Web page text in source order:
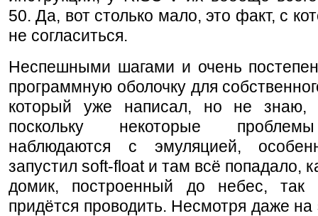
50. Да, вот столько мало, это факт, с
не согласиться.
Неспешными шагами и очень
программную оболочку для
который уже написал, но не знаю,
поскольку некоторые
наблюдаются с эмуляцией,
запустил soft-float и там всё попадало,
домик, построенный до небес, так
придётся проводить. Несмотря даже на